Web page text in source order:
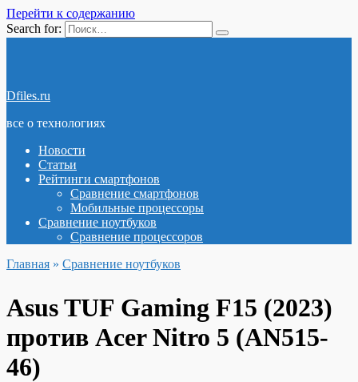
Перейти к содержанию
Search for:
Dfiles.ru
все о технологиях
Новости
Статьи
Рейтинги смартфонов
Сравнение смартфонов
Мобильные процессоры
Сравнение ноутбуков
Сравнение процессоров
Главная » Сравнение ноутбуков
Asus TUF Gaming F15 (2023)
против Acer Nitro 5 (AN515-
46)